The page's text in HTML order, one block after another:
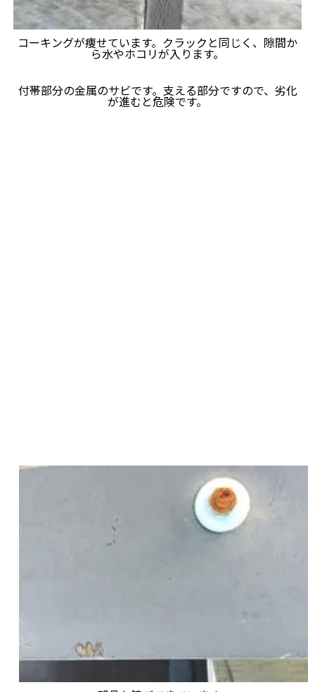
コーキングが痩せています。クラックと同じく、隙間か
ら水やホコリが入ります。
付帯部分の金属のサビです。支える部分ですので、劣化
が進むと危険です。